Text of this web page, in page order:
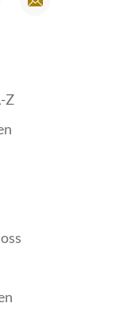
Z